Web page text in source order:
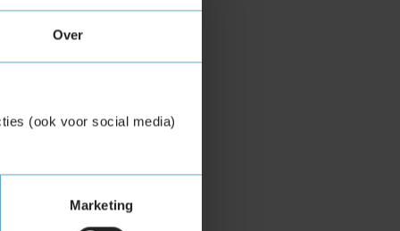
Over
(ook voor social media)
Marketing